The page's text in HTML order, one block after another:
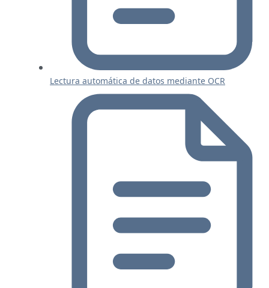
Lectura automática de datos mediante OCR